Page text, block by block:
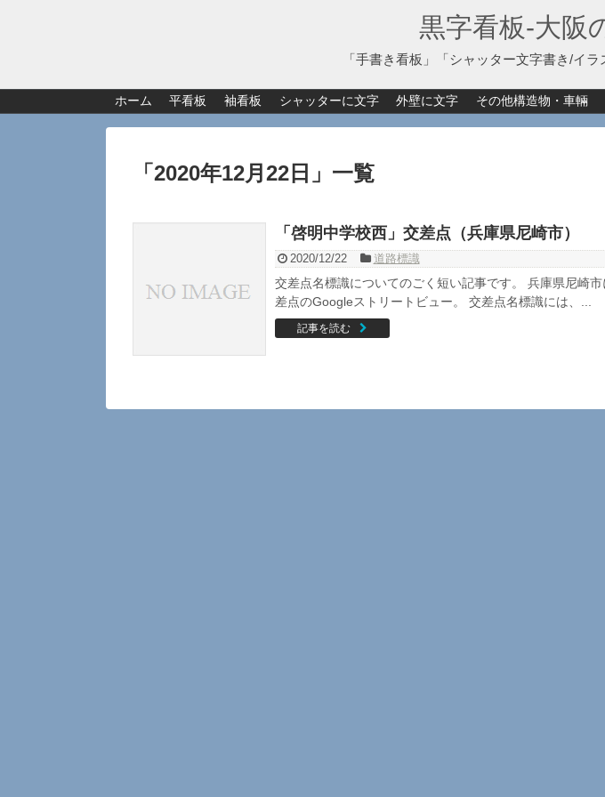
黒字看板‐大阪
「手書き看板」「シャッター文字書き/イ
ホーム 平看板 袖看板 シャッターに文字 外壁に文字 その他構造物・車輛
「 2020年12月22日 」 一覧
「啓明中学校西」交差点（兵庫県尼崎市）
2020/12/22 道路標識
交差点名標識についてのごく短い記事です。 兵庫県尼崎
差点のGoogleストリートビュー。 交差点名標識には、...
記事を読む